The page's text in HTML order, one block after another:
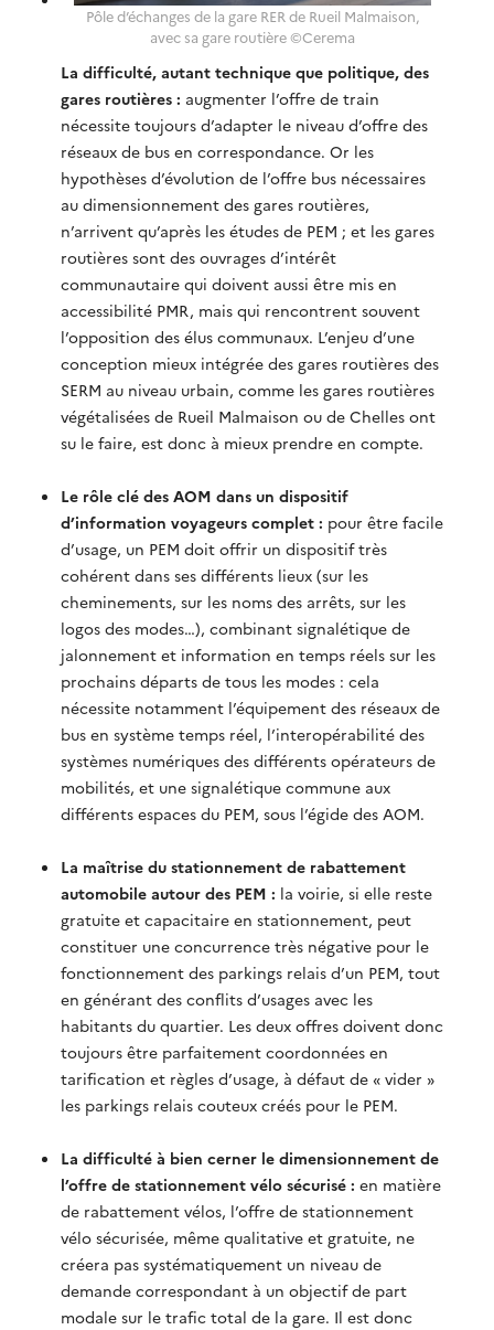
Pôle d’échanges de la gare RER de Rueil Malmaison,
avec sa gare routière ©Cerema
La difficulté, autant technique que politique, des
gares routières : augmenter l’offre de train
nécessite toujours d’adapter le niveau d’offre des
réseaux de bus en correspondance. Or les
hypothèses d’évolution de l’offre bus nécessaires
au dimensionnement des gares routières,
n’arrivent qu’après les études de PEM ; et les gares
routières sont des ouvrages d’intérêt
communautaire qui doivent aussi être mis en
accessibilité PMR, mais qui rencontrent souvent
l’opposition des élus communaux. L’enjeu d’une
conception mieux intégrée des gares routières des
SERM au niveau urbain, comme les gares routières
végétalisées de Rueil Malmaison ou de Chelles ont
su le faire, est donc à mieux prendre en compte.
Le rôle clé des AOM dans un dispositif
d’information voyageurs complet : pour être facile
d’usage, un PEM doit offrir un dispositif très
cohérent dans ses différents lieux (sur les
cheminements, sur les noms des arrêts, sur les
logos des modes…), combinant signalétique de
jalonnement et information en temps réels sur les
prochains départs de tous les modes : cela
nécessite notamment l’équipement des réseaux de
bus en système temps réel, l’interopérabilité des
systèmes numériques des différents opérateurs de
mobilités, et une signalétique commune aux
différents espaces du PEM, sous l’égide des AOM.
La maîtrise du stationnement de rabattement
automobile autour des PEM : la voirie, si elle reste
gratuite et capacitaire en stationnement, peut
constituer une concurrence très négative pour le
fonctionnement des parkings relais d’un PEM, tout
en générant des conflits d’usages avec les
habitants du quartier. Les deux offres doivent donc
toujours être parfaitement coordonnées en
tarification et règles d’usage, à défaut de « vider »
les parkings relais couteux créés pour le PEM.
La difficulté à bien cerner le dimensionnement de
l’offre de stationnement vélo sécurisé : en matière
de rabattement vélos, l’offre de stationnement
vélo sécurisée, même qualitative et gratuite, ne
créera pas systématiquement un niveau de
demande correspondant à un objectif de part
modale sur le trafic total de la gare. Il est donc